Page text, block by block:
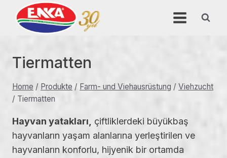
content
Tiermatten
Home / Produkte / Farm- und Viehausrüstung / Viehzucht
/ Tiermatten
Hayvan yatakları, çiftliklerdeki büyükbaş
hayvanların yaşam alanlarına yerleştirilen ve
hayvanların konforlu, hijyenik bir ortamda